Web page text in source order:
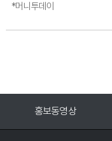
*머니투데이
발전기금